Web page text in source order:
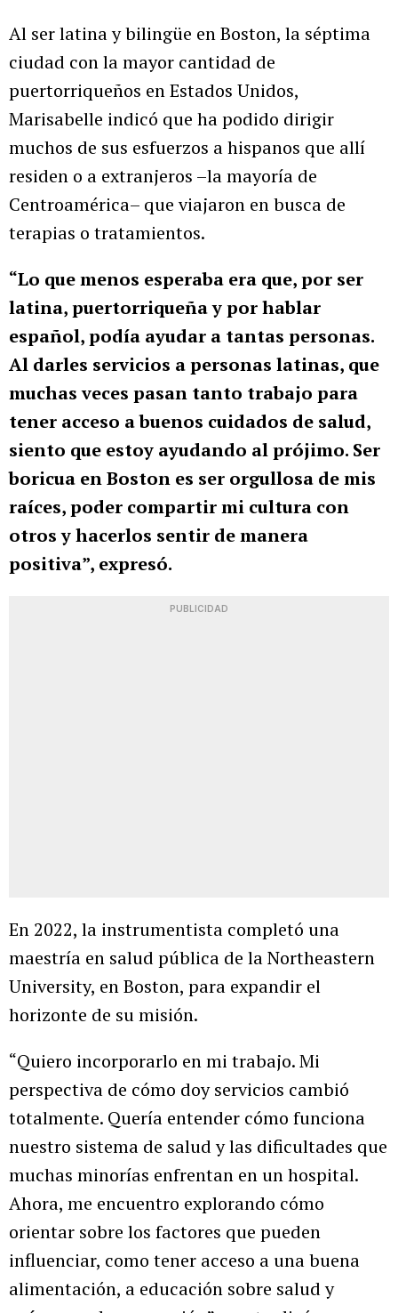
Al ser latina y bilingüe en Boston, la séptima
ciudad con la mayor cantidad de
puertorriqueños en Estados Unidos,
Marisabelle indicó que ha podido dirigir
muchos de sus esfuerzos a hispanos que allí
residen o a extranjeros –la mayoría de
Centroamérica– que viajaron en busca de
terapias o tratamientos.
“Lo que menos esperaba era que, por ser
latina, puertorriqueña y por hablar
español, podía ayudar a tantas personas.
Al darles servicios a personas latinas, que
muchas veces pasan tanto trabajo para
tener acceso a buenos cuidados de salud,
siento que estoy ayudando al prójimo. Ser
boricua en Boston es ser orgullosa de mis
raíces, poder compartir mi cultura con
otros y hacerlos sentir de manera
positiva”, expresó.
PUBLICIDAD
En 2022, la instrumentista completó una
maestría en salud pública de la Northeastern
University, en Boston, para expandir el
horizonte de su misión.
“Quiero incorporarlo en mi trabajo. Mi
perspectiva de cómo doy servicios cambió
totalmente. Quería entender cómo funciona
nuestro sistema de salud y las dificultades que
muchas minorías enfrentan en un hospital.
Ahora, me encuentro explorando cómo
orientar sobre los factores que pueden
influenciar, como tener acceso a una buena
alimentación, a educación sobre salud y